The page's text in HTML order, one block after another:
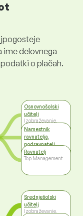
ime delovnega
o plačah.
Osnovnošolski
učitelj
Izobraževanje,
prevajanje, kultura,
šport
Namestnik
ravnatelja,
podravnatelj
Izobraževanje,
prevajanje, kultura,
šport
Ravnatelj
Top Management
Srednješolski
učitelj
Izobraževanje,